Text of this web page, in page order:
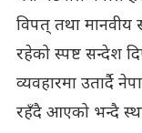
विपत् तथा मानवीय
रहेको स्पष्ट सन्देश
व्यवहारमा उतार्दै
रहँदै आएको भन्दै